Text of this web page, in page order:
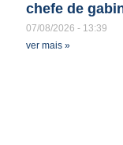
chefe de
07/08/2026 13:39
ver mais »